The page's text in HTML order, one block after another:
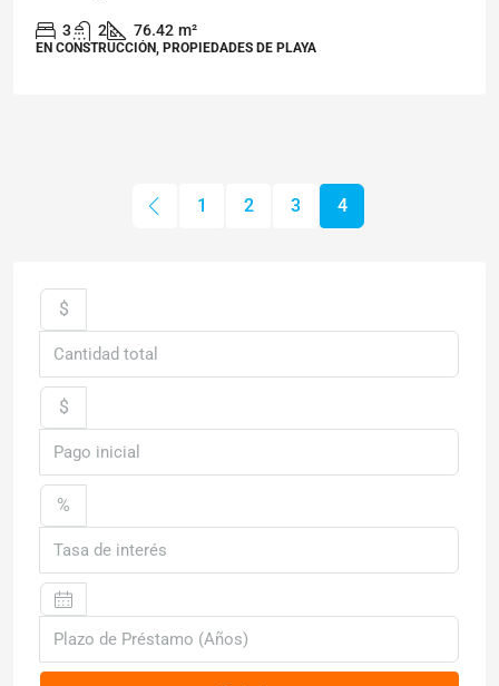
3 2 76.42 m²
EN CONSTRUCCIÓN, PROPIEDADES DE PLAYA
1 2 3 4
$
$
%